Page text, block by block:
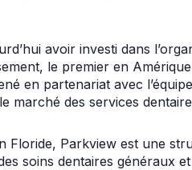
avoir investi dans
le premier en
en partenariat avec
marché des services
Floride, Parkview est une
soins dentaires généraux